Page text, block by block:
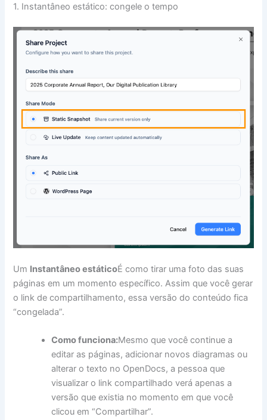
1. Instantâneo estático: congele o tempo
Um Instantâneo estáticoÉ como tirar uma foto das suas
páginas em um momento específico. Assim que você gerar
o link de compartilhamento, essa versão do conteúdo fica
“congelada”.
Como funciona:Mesmo que você continue a
editar as páginas, adicionar novos diagramas ou
alterar o texto no OpenDocs, a pessoa que
visualizar o link compartilhado verá apenas a
versão que existia no momento em que você
clicou em “Compartilhar”.